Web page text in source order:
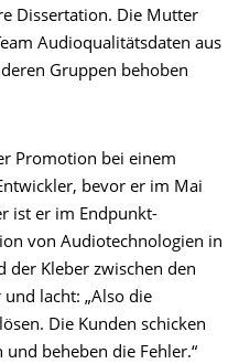
Dissertation. Die Mutter
Audioqualitätsdaten aus
Gruppen behoben
Promotion bei einem
bevor er im Mai
ist er im Endpunkt-
von Audiotechnologien in
der Kleber zwischen den
und lacht: „Also die
Die Kunden schicken
beheben die Fehler.“